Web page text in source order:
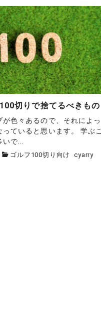
切りで捨てるべきもの
色々あるので、それによっ
ていると思います。 学ぶこ
で...
ゴルフ100切り向け cyarry